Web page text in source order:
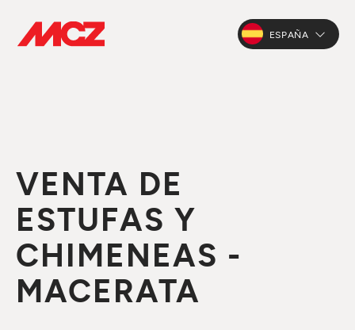
ESPAÑA
VENTA DE
ESTUFAS Y
CHIMENEAS -
MACERATA